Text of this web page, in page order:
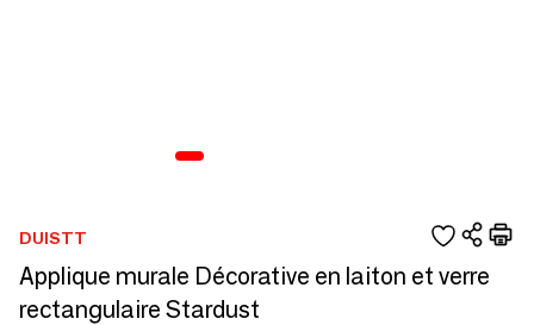
DUISTT
Applique murale Décorative en laiton et verre
rectangulaire Stardust